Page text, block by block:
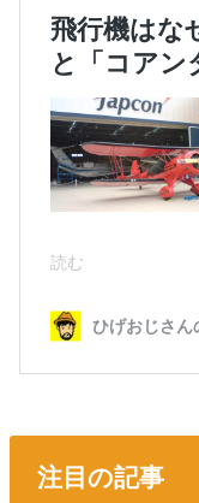
注目の記事